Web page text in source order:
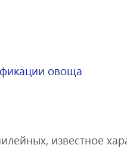
овоща
известное